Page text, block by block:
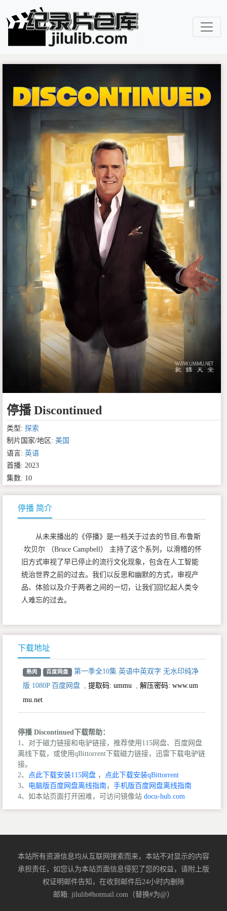
停播 Discontinued
类型: 探索
制片国家/地区: 美国
语言: 英语
首播: 2023
集数: 10
停播 简介
从未来播出的《停播》是一档关于过去的节目,布鲁斯
·坎贝尔 （Bruce Campbell） 主持了这个系列，以滑稽的怀
旧方式审视了早已停止的流行文化现象，包含在人工智能
统治世界之前的过去。我们以反思和幽默的方式，审视产
品、体验以及介于两者之间的一切，让我们回忆起人类令
人难忘的过去。
下载地址
熟肉 百度网盘
第一季全10集 英语中英双字 无水印纯净
版 1080P 百度网盘 , 提取码: ummu , 解压密码: www.um
mu.net
停播 Discontinued下载帮助：
1、对于磁力链接和电驴链接，推荐使用115网盘、百度网盘
离线下载，或使用qBittorrent下载磁力链接，迅雷下载电驴链
接。
2、 点此下载安装115网盘 ， 点此下载安装qBittorrent
3、 电脑版百度网盘离线指南， 手机版百度网盘离线指南
4、如本站页面打开困难，可访问镜像站 docu-hub.com
本站所有资源信息均从互联网搜索而来，本站不对显示的内容
承担责任，如您认为本站页面信息侵犯了您的权益，请附上版
权证明邮件告知，在收到邮件后24小时内删除
邮箱: jilulib#hotmail.com（替换#为@）